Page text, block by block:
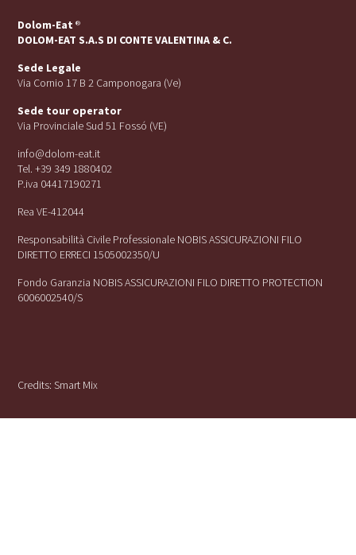
Dolom-Eat ®
DOLOM-EAT S.A.S DI CONTE VALENTINA & C.
Sede Legale
Via Cornio 17 B 2 Camponogara (Ve)
Sede tour operator
Via Provinciale Sud 51 Fossó (VE)
info@dolom-eat.it
Tel. +39 349 1880402
P.iva 04417190271
Rea VE-412044
Responsabilità Civile Professionale NOBIS ASSICURAZIONI FILO
DIRETTO ERRECI 1505002350/U
Fondo Garanzia NOBIS ASSICURAZIONI FILO DIRETTO PROTECTION
6006002540/S
Credits:Smart Mix